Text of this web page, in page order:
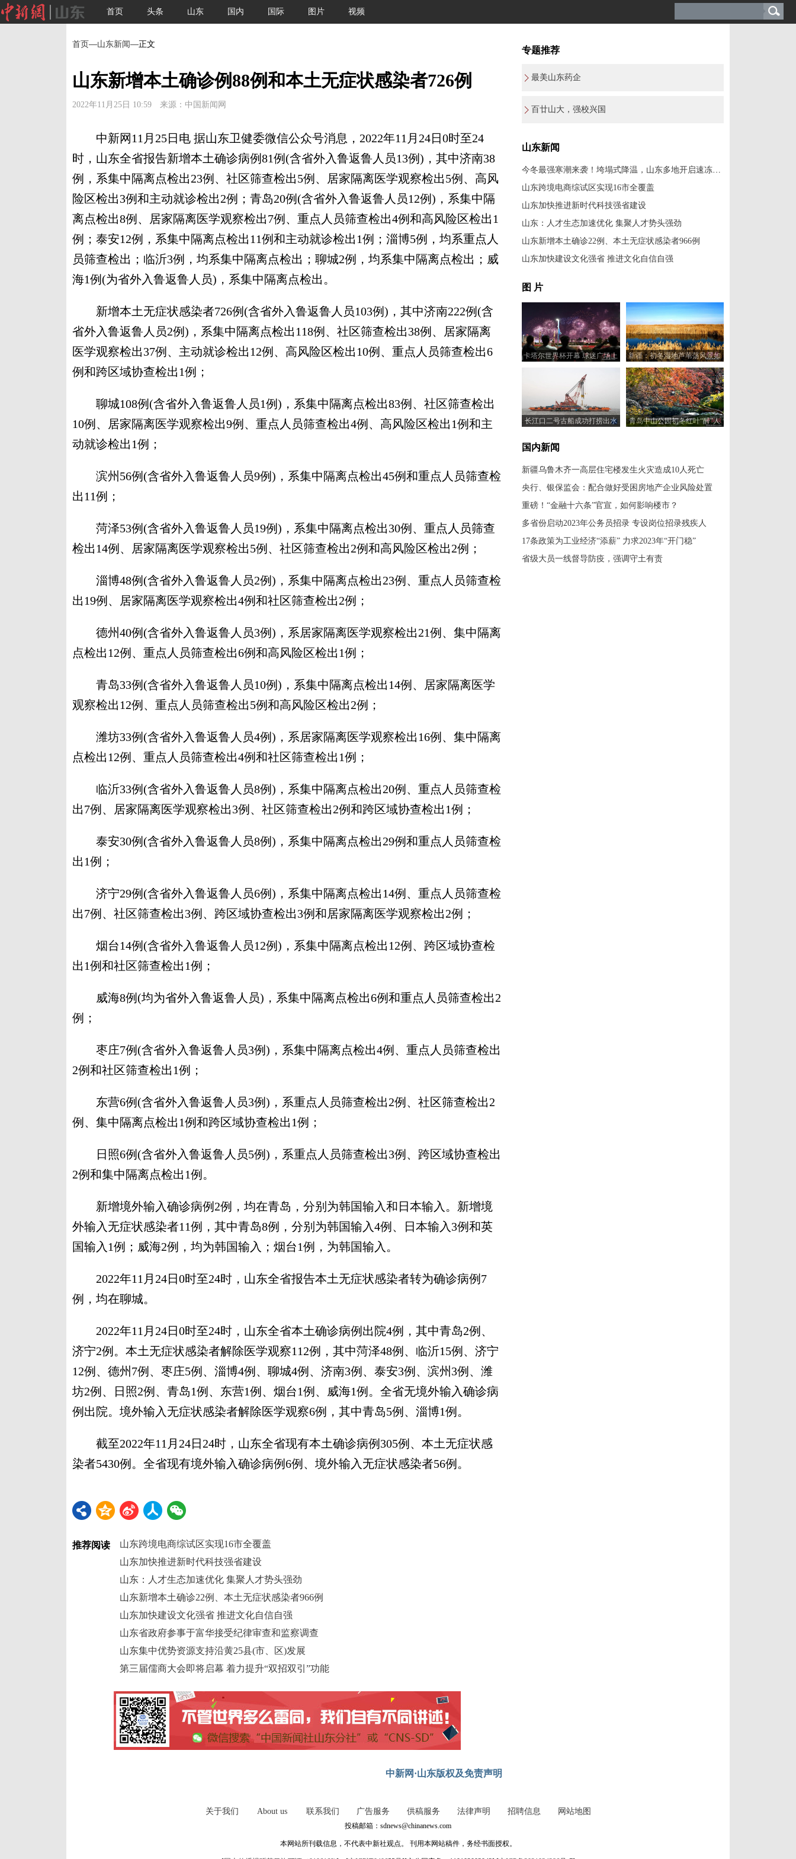
首页 头条 山东 国内 国际 图片 视频
首页—山东新闻—正文
山东新增本土确诊例88例和本土无症状感染者726例
2022年11月25日 10:59 来源：中国新闻网
中新网11月25日电 据山东卫健委微信公众号消息，2022年11月24日0时至24
时，山东全省报告新增本土确诊病例81例(含省外入鲁返鲁人员13例)，其中济南38
例，系集中隔离点检出23例、社区筛查检出5例、居家隔离医学观察检出5例、高风
险区检出3例和主动就诊检出2例；青岛20例(含省外入鲁返鲁人员12例)，系集中隔
离点检出8例、居家隔离医学观察检出7例、重点人员筛查检出4例和高风险区检出1
例；泰安12例，系集中隔离点检出11例和主动就诊检出1例；淄博5例，均系重点人
员筛查检出；临沂3例，均系集中隔离点检出；聊城2例，均系集中隔离点检出；威
海1例(为省外入鲁返鲁人员)，系集中隔离点检出。
新增本土无症状感染者726例(含省外入鲁返鲁人员103例)，其中济南222例(含
省外入鲁返鲁人员2例)，系集中隔离点检出118例、社区筛查检出38例、居家隔离
医学观察检出37例、主动就诊检出12例、高风险区检出10例、重点人员筛查检出6
例和跨区域协查检出1例；
聊城108例(含省外入鲁返鲁人员1例)，系集中隔离点检出83例、社区筛查检出
10例、居家隔离医学观察检出9例、重点人员筛查检出4例、高风险区检出1例和主
动就诊检出1例；
滨州56例(含省外入鲁返鲁人员9例)，系集中隔离点检出45例和重点人员筛查检
出11例；
菏泽53例(含省外入鲁返鲁人员19例)，系集中隔离点检出30例、重点人员筛查
检出14例、居家隔离医学观察检出5例、社区筛查检出2例和高风险区检出2例；
淄博48例(含省外入鲁返鲁人员2例)，系集中隔离点检出23例、重点人员筛查检
出19例、居家隔离医学观察检出4例和社区筛查检出2例；
德州40例(含省外入鲁返鲁人员3例)，系居家隔离医学观察检出21例、集中隔离
点检出12例、重点人员筛查检出6例和高风险区检出1例；
青岛33例(含省外入鲁返鲁人员10例)，系集中隔离点检出14例、居家隔离医学
观察检出12例、重点人员筛查检出5例和高风险区检出2例；
潍坊33例(含省外入鲁返鲁人员4例)，系居家隔离医学观察检出16例、集中隔离
点检出12例、重点人员筛查检出4例和社区筛查检出1例；
临沂33例(含省外入鲁返鲁人员8例)，系集中隔离点检出20例、重点人员筛查检
出7例、居家隔离医学观察检出3例、社区筛查检出2例和跨区域协查检出1例；
泰安30例(含省外入鲁返鲁人员8例)，系集中隔离点检出29例和重点人员筛查检
出1例；
济宁29例(含省外入鲁返鲁人员6例)，系集中隔离点检出14例、重点人员筛查检
出7例、社区筛查检出3例、跨区域协查检出3例和居家隔离医学观察检出2例；
烟台14例(含省外入鲁返鲁人员12例)，系集中隔离点检出12例、跨区域协查检
出1例和社区筛查检出1例；
威海8例(均为省外入鲁返鲁人员)，系集中隔离点检出6例和重点人员筛查检出2
例；
枣庄7例(含省外入鲁返鲁人员3例)，系集中隔离点检出4例、重点人员筛查检出
2例和社区筛查检出1例；
东营6例(含省外入鲁返鲁人员3例)，系重点人员筛查检出2例、社区筛查检出2
例、集中隔离点检出1例和跨区域协查检出1例；
日照6例(含省外入鲁返鲁人员5例)，系重点人员筛查检出3例、跨区域协查检出
2例和集中隔离点检出1例。
新增境外输入确诊病例2例，均在青岛，分别为韩国输入和日本输入。新增境
外输入无症状感染者11例，其中青岛8例，分别为韩国输入4例、日本输入3例和英
国输入1例；威海2例，均为韩国输入；烟台1例，为韩国输入。
2022年11月24日0时至24时，山东全省报告本土无症状感染者转为确诊病例7
例，均在聊城。
2022年11月24日0时至24时，山东全省本土确诊病例出院4例，其中青岛2例、
济宁2例。本土无症状感染者解除医学观察112例，其中菏泽48例、临沂15例、济宁
12例、德州7例、枣庄5例、淄博4例、聊城4例、济南3例、泰安3例、滨州3例、潍
坊2例、日照2例、青岛1例、东营1例、烟台1例、威海1例。全省无境外输入确诊病
例出院。境外输入无症状感染者解除医学观察6例，其中青岛5例、淄博1例。
截至2022年11月24日24时，山东全省现有本土确诊病例305例、本土无症状感
染者5430例。全省现有境外输入确诊病例6例、境外输入无症状感染者56例。
推荐阅读
山东跨境电商综试区实现16市全覆盖
山东加快推进新时代科技强省建设
山东：人才生态加速优化 集聚人才势头强劲
山东新增本土确诊22例、本土无症状感染者966例
山东加快建设文化强省 推进文化自信自强
山东省政府参事于富华接受纪律审查和监察调查
山东集中优势资源支持沿黄25县(市、区)发展
第三届儒商大会即将启幕 着力提升“双招双引”功能
中新网·山东版权及免责声明
专题推荐
最美山东药企
百廿山大，强校兴国
山东新闻
今冬最强寒潮来袭！垮塌式降温，山东多地开启速冻模式
山东跨境电商综试区实现16市全覆盖
山东加快推进新时代科技强省建设
山东：人才生态加速优化 集聚人才势头强劲
山东新增本土确诊22例、本土无症状感染者966例
山东加快建设文化强省 推进文化自信自强
图 片
卡塔尔世界杯开幕 球迷广场上
新疆：初冬湿地芦苇荡风景如
画
长江口二号古船成功打捞出水 青岛中山公园初冬红叶“醉”人
国内新闻
新疆乌鲁木齐一高层住宅楼发生火灾造成10人死亡
央行、银保监会：配合做好受困房地产企业风险处置
重磅！“金融十六条”官宣，如何影响楼市？
多省份启动2023年公务员招录 专设岗位招录残疾人
17条政策为工业经济“添薪” 力求2023年“开门稳”
省级大员一线督导防疫，强调守土有责
关于我们 About us 联系我们 广告服务 供稿服务 法律声明 招聘信息 网站地图
投稿邮箱：sdnews@chinanews.com
本网站所刊载信息，不代表中新社观点。 刊用本网站稿件，务经书面授权。